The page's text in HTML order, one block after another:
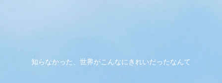
知らなかった、世界がこんなにきれいだったなんて